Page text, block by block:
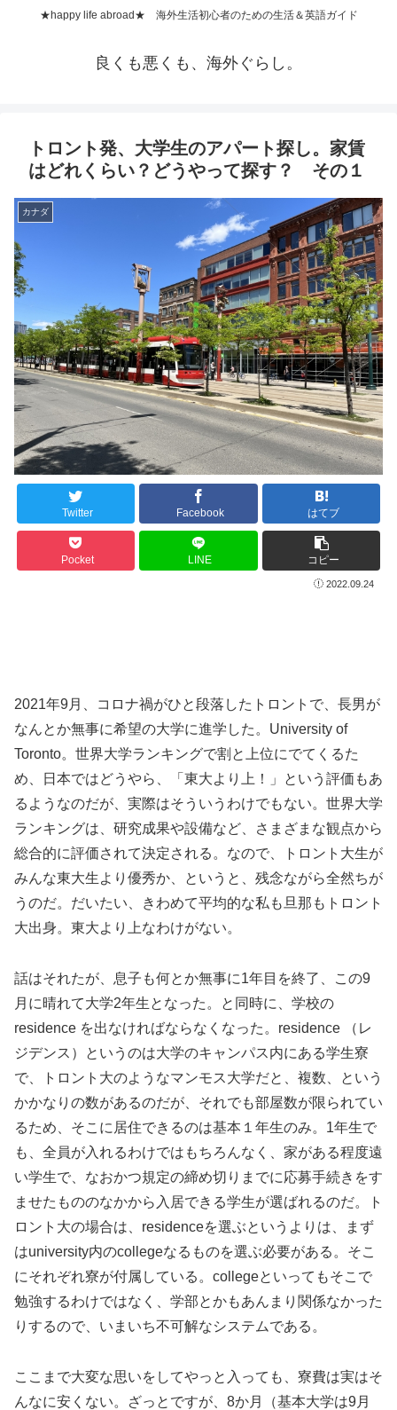
★happy life abroad★ 海外生活初心者のための生活＆英語ガイド
良くも悪くも、海外ぐらし。
トロント発、大学生のアパート探し。家賃
はどれくらい？どうやって探す？ その１
カナダ
Twitter Facebook はてブ
Pocket LINE コピー
2022.09.24
2021年9月、コロナ禍がひと段落したトロントで、長男が
なんとか無事に希望の大学に進学した。University of
Toronto。世界大学ランキングで割と上位にでてくるた
め、日本ではどうやら、「東大より上！」という評価もあ
るようなのだが、実際はそういうわけでもない。世界大学
ランキングは、研究成果や設備など、さまざまな観点から
総合的に評価されて決定される。なので、トロント大生が
みんな東大生より優秀か、というと、残念ながら全然ちが
うのだ。だいたい、きわめて平均的な私も旦那もトロント
大出身。東大より上なわけがない。
話はそれたが、息子も何とか無事に1年目を終了、この9
月に晴れて大学2年生となった。と同時に、学校の
residence を出なければならなくなった。residence （レ
ジデンス）というのは大学のキャンパス内にある学生寮
で、トロント大のようなマンモス大学だと、複数、という
かかなりの数があるのだが、それでも部屋数が限られてい
るため、そこに居住できるのは基本１年生のみ。1年生で
も、全員が入れるわけではもちろんなく、家がある程度遠
い学生で、なおかつ規定の締め切りまでに応募手続きをす
ませたもののなかから入居できる学生が選ばれるのだ。ト
ロント大の場合は、residenceを選ぶというよりは、まず
はuniversity内のcollegeなるものを選ぶ必要がある。そこ
にそれぞれ寮が付属している。collegeといってもそこで
勉強するわけではなく、学部とかもあんまり関係なかった
りするので、いまいち不可解なシステムである。
ここまで大変な思いをしてやっと入っても、寮費は実はそ
んなに安くない。ざっとですが、8か月（基本大学は9月